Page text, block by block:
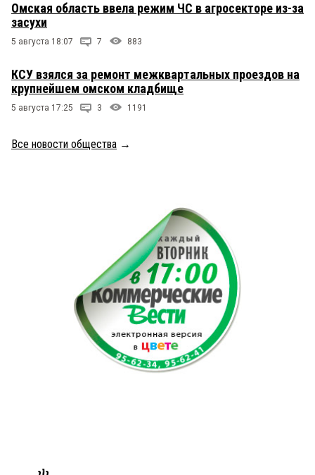
Омская область ввела режим ЧС в агросекторе из-за
засухи
5 августа 18:07 7 883
КСУ взялся за ремонт межквартальных проездов на
крупнейшем омском кладбище
5 августа 17:25 3 1191
Все новости общества →